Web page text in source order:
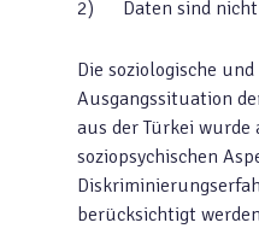
2) Daten sind nicht
Die soziologische
Ausgangssituation
aus der Türkei wurde
soziopsychischen
berücksichtigt